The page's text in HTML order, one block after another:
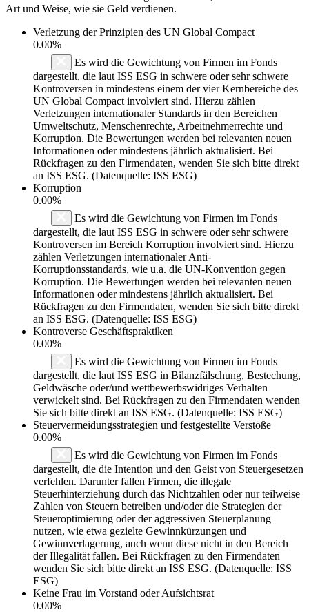
Art und Weise, wie sie Geld verdienen.
Verletzung der Prinzipien des UN Global Compact
0.00%
Es wird die Gewichtung von Firmen im Fonds
dargestellt, die laut ISS ESG in schwere oder sehr schwere
Kontroversen in mindestens einem der vier Kernbereiche des
UN Global Compact involviert sind. Hierzu zählen
Verletzungen internationaler Standards in den Bereichen
Umweltschutz, Menschenrechte, Arbeitnehmerrechte und
Korruption. Die Bewertungen werden bei relevanten neuen
Informationen oder mindestens jährlich aktualisiert. Bei
Rückfragen zu den Firmendaten, wenden Sie sich bitte direkt
an ISS ESG. (Datenquelle: ISS ESG)
Korruption
0.00%
Es wird die Gewichtung von Firmen im Fonds
dargestellt, die laut ISS ESG in schwere oder sehr schwere
Kontroversen im Bereich Korruption involviert sind. Hierzu
zählen Verletzungen internationaler Anti-
Korruptionsstandards, wie u.a. die UN-Konvention gegen
Korruption. Die Bewertungen werden bei relevanten neuen
Informationen oder mindestens jährlich aktualisiert. Bei
Rückfragen zu den Firmendaten, wenden Sie sich bitte direkt
an ISS ESG. (Datenquelle: ISS ESG)
Kontroverse Geschäftspraktiken
0.00%
Es wird die Gewichtung von Firmen im Fonds
dargestellt, die laut ISS ESG in Bilanzfälschung, Bestechung,
Geldwäsche oder/und wettbewerbswidriges Verhalten
verwickelt sind. Bei Rückfragen zu den Firmendaten wenden
Sie sich bitte direkt an ISS ESG. (Datenquelle: ISS ESG)
Steuervermeidungsstrategien und festgestellte Verstöße
0.00%
Es wird die Gewichtung von Firmen im Fonds
dargestellt, die die Intention und den Geist von Steuergesetzen
verfehlen. Darunter fallen Firmen, die illegale
Steuerhinterziehung durch das Nichtzahlen oder nur teilweise
Zahlen von Steuern betreiben und/oder die Strategien der
Steueroptimierung oder der aggressiven Steuerplanung
nutzen, wie etwa gezielte Gewinnkürzungen und
Gewinnverlagerung, auch wenn diese nicht in den Bereich
der Illegalität fallen. Bei Rückfragen zu den Firmendaten
wenden Sie sich bitte direkt an ISS ESG. (Datenquelle: ISS
ESG)
Keine Frau im Vorstand oder Aufsichtsrat
0.00%